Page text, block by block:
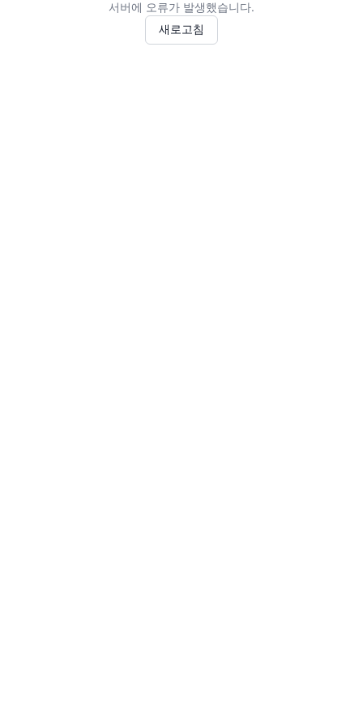
서버에 오류가 발생했습니다.
새로고침